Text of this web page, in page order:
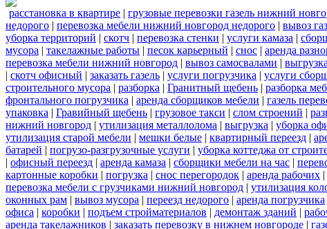
расстановка в квартире | грузовые перевозки газель нижний
недорого | перевозка мебели нижний новгород недорого | вывоз
уборка территорий | скотч | перевозка стенки | услуги камаза |
мусора | такелажные работы | песок карьерный | снос | аренда
перевозка мебели нижний новгород | вывоз самосвалами |
| скотч офисный | заказать газель | услуги погрузчика | услуги
строительного мусора | разборка | Гранитный щебень | разборка
фронтального погрузчика | аренда сборщиков мебели | газель
упаковка | Гравийный щебень | грузовое такси | слом строений |
нижний новгород | утилизация металлолома | выгрузка | уборка
утилизация старой мебели | мешки белые | квартирный переезд |
батарей | погрузо-разгрузочные услуги | уборка коттеджа от
| офисный переезд | аренда камаза | сборщики мебели на час |
картонные коробки | погрузка | снос перегородок | аренда рабочих |
перевозка мебели с грузчиками нижний новгород | утилизация
оконных рам | вывоз мусора | переезд недорого | аренда погрузчика
офиса | коробки | подъем стройматериалов | демонтаж зданий |
аренда такелажников | заказать перевозку в нижнем новгороде |